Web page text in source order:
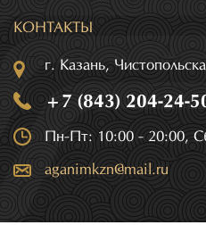
КОНТАКТЫ
г. Казань,
+7 (843) 204-24-
Пн-Пт: 10:00 - 20:00,
aganimkzn@mail.ru